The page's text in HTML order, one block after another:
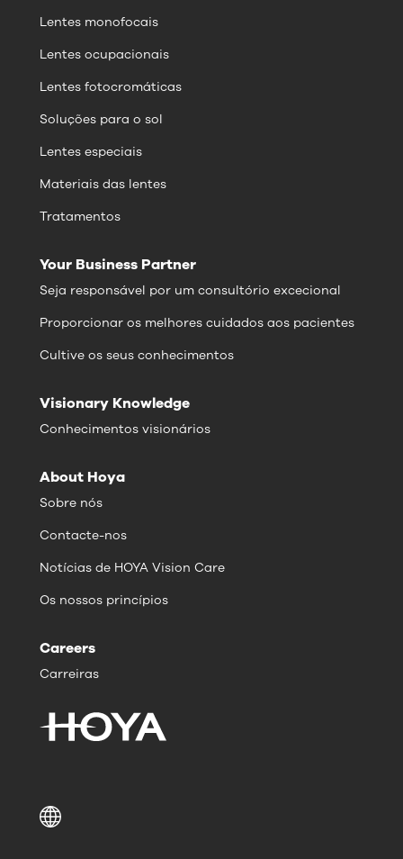
Lentes monofocais
Lentes ocupacionais
Lentes fotocromáticas
Soluções para o sol
Lentes especiais
Materiais das lentes
Tratamentos
Your Business Partner
Seja responsável por um consultório excecional
Proporcionar os melhores cuidados aos pacientes
Cultive os seus conhecimentos
Visionary Knowledge
Conhecimentos visionários
About Hoya
Sobre nós
Contacte-nos
Notícias de HOYA Vision Care
Os nossos princípios
Careers
Carreiras